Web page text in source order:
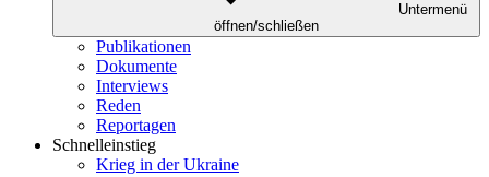
Untermenü
öffnen/schließen
Publikationen
Dokumente
Interviews
Reden
Reportagen
Schnelleinstieg
Krieg in der Ukraine